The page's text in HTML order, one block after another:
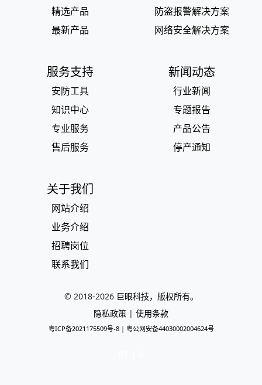
精选产品
最新产品
防盗报警解决方案
网络安全解决方案
服务支持
安防工具
知识中心
专业服务
售后服务
新闻动态
行业新闻
专题报告
产品公告
停产通知
关于我们
网站介绍
业务介绍
招聘岗位
联系我们
© 2018-2026 巨眼科技，版权所有。
隐私政策 | 使用条款
粤ICP备2021175509号-8| 粤公网安备44030002004624号